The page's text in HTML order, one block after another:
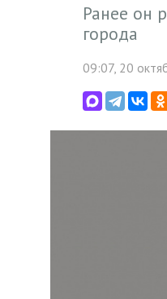
Ранее он
города
09:07, 20